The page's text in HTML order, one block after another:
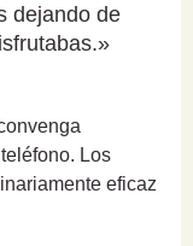
dejando de
Los
eficaz